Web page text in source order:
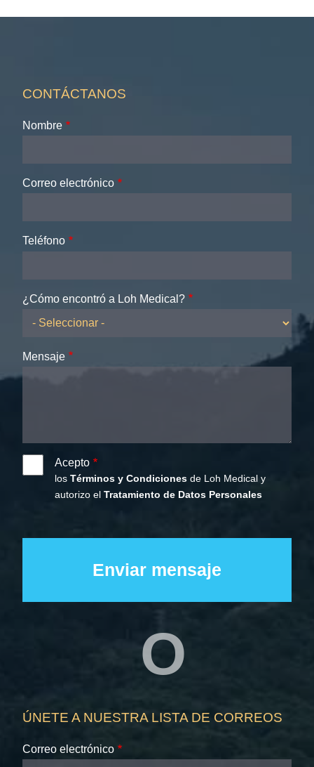
CONTÁCTANOS
Nombre
Correo electrónico
Teléfono
¿Cómo encontró a Loh Medical?
Mensaje
Acepto
losTérminos y Condiciones de Loh Medical y
autorizo elTratamiento de Datos Personales
O
ÚNETE A NUESTRA LISTA DE CORREOS
Correo electrónico